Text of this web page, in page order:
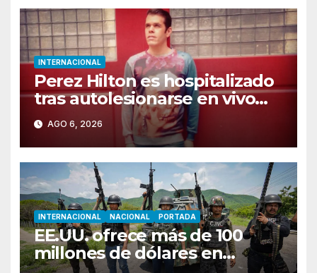
INTERNACIONAL
Perez Hilton es hospitalizado
tras autolesionarse en vivo
por TikTok en Miami
AGO 6, 2026
INTERNACIONAL NACIONAL PORTADA
EE.UU. ofrece más de 100
millones de dólares en